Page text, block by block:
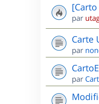
par
Carte
par
par